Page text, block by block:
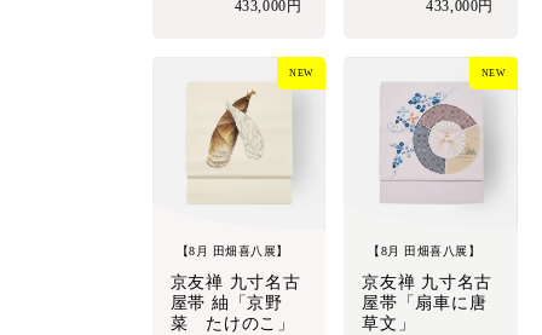
433,000円 433,000円
【8月 田畑喜八展】
京友禅 九寸名古
屋帯 紬「京野
菜 たけのこ」
NEW
【8月 田畑喜八展】
京友禅 九寸名古
屋帯「扇車に唐
草文」
NEW